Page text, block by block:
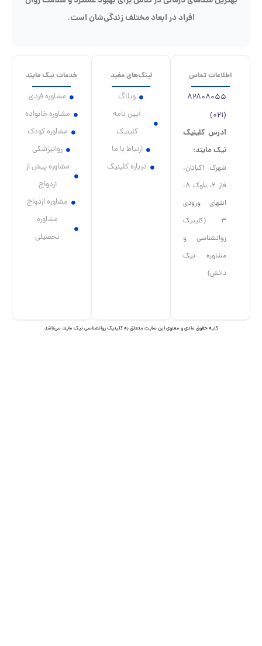
افراد در ابعاد مختلف زندگی‌شان است.
خدمات نیک مایند
مشاوره فردی
مشاوره خانواده
مشاوره کودک
روانپزشکی
مشاوره پیش از
مشاوره ازدواج
مشاوره
تحصیلی
لینک‌های مفید
وبلاگ
آیین نامه
کلینیک
ارتباط با ما
درباره کلینیک
اطلاعات تماس
۸۲۸۰۸۰۵۵
آدرس کلینیک
نیک مایند:
شهرک اکباتان،
فاز ۲، بلوک ۸،
انتهای ورودی
۳ (کلینیک
روانشناسی و
مشاوره نیک
n
کلیه حقوق مادی و معنوی این سایت متعلق به کلینیک روانشناسی نیک مایند می‌باشد